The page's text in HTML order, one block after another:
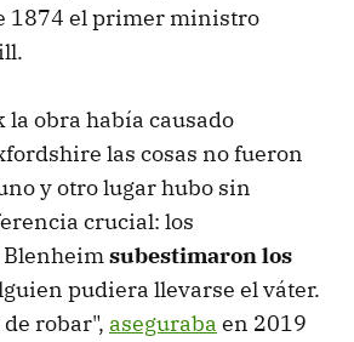
1874 el primer ministro
la obra había causado
las cosas no fueron
y otro lugar hubo sin
crucial: los
Blenheimsubestimaron los
pudiera llevarse el váter.
robar", aseguraba en 2019